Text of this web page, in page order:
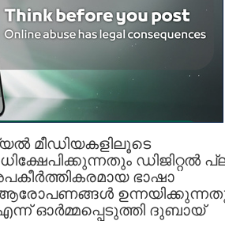
മീഡിയകളിലൂടെ
ഡിജിറ്റൽ
ഭാഷാ
എന്ന് ഓർമ്മപ്പെടുത്തി ദുബായ്